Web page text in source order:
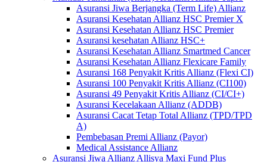
Asuransi Jiwa Berjangka (Term Life) Allianz
Asuransi Kesehatan Allianz HSC Premier X
Asuransi Kesehatan Allianz HSC Premier
Asuransi kesehatan Allianz HSC+
Asuransi Kesehatan Allianz Smartmed Cancer
Asuransi Kesehatan Allianz Flexicare Family
Asuransi 168 Penyakit Kritis Allianz (Flexi CI)
Asuransi 100 Penyakit Kritis Allianz (CI100)
Asuransi 49 Penyakit Kritis Allianz (CI/CI+)
Asuransi Kecelakaan Allianz (ADDB)
Asuransi Cacat Tetap Total Allianz (TPD/TPD
A)
Pembebasan Premi Allianz (Payor)
Medical Assistance Allianz
Asuransi Jiwa Allianz Allisya Maxi Fund Plus